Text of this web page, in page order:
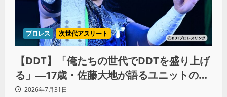
プロレス 次世代アスリート
【DDT】「俺たちの世代でDDTを盛り上げ
る」―17歳・佐藤大地が語るユニットの絆
とシングル王座への飽くなき野望
2026年7月31日